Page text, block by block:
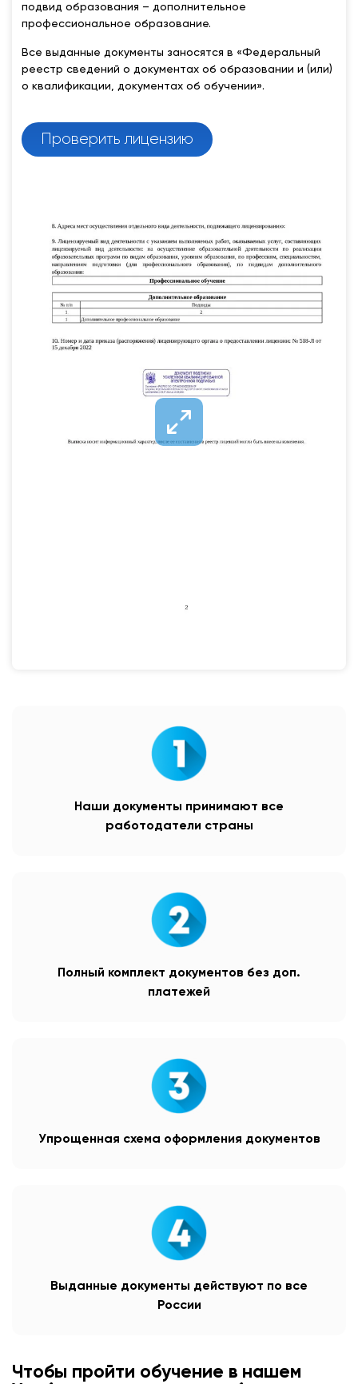
подвид образования – дополнительное
профессиональное образование.
Все выданные документы заносятся в «Федеральный
реестр сведений о документах об образовании и (или)
о квалификации, документах об обучении».
Проверить лицензию
Наши документы принимают все
работодатели страны
Полный комплект документов без доп.
платежей
Упрощенная схема оформления документов
Выданные документы действуют по все
России
Чтобы пройти обучение в нашем